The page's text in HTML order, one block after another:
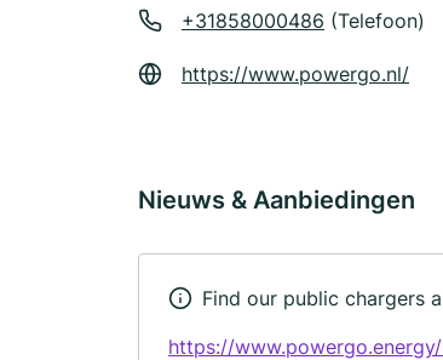
+31858000486 (Telefoon)
https://www.powergo.nl/
Nieuws & Aanbiedingen
Find our public chargers
https://